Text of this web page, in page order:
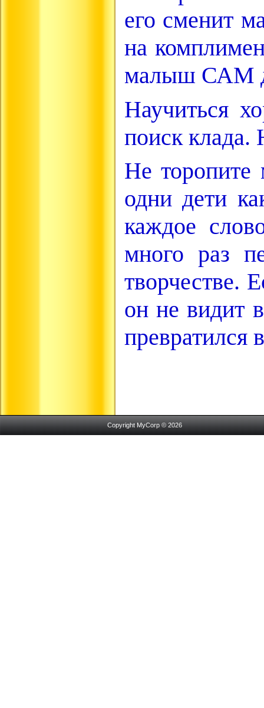
его сменит
на
малыш САМ
Научиться
поиск клада.
Не торопите
одни дети
каждое
много раз
творчестве.
он не видит
превратился
Copyright MyCorp © 2026